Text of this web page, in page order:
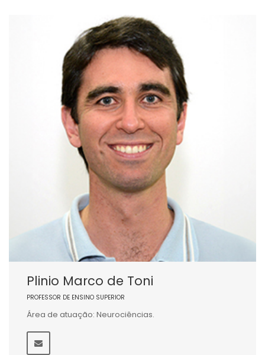
Plinio Marco de Toni
PROFESSOR DE ENSINO SUPERIOR
Área de atuação: Neurociências.